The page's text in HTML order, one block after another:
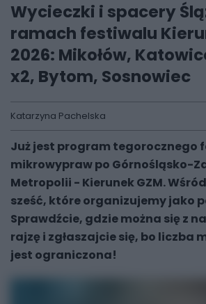
Wycieczki i spacery
ramach festiwalu
2026: Mikołów,
x2, Bytom, Sosnowiec
Katarzyna Pachelska
Już jest program tegorocznego
mikrowypraw po Górnośląsko-
Metropolii - Kierunek GZM.
sześć, które organizujemy jako
Sprawdźcie, gdzie można się z
rajzę i zgłaszajcie się, bo liczba
jest ograniczona!